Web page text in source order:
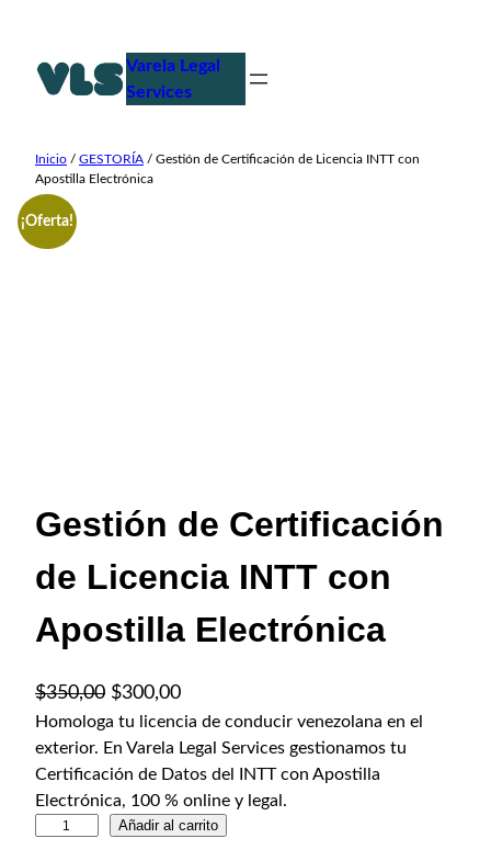
contenido
Varela Legal
Services
Inicio / GESTORÍA / Gestión de Certificación de Licencia INTT con
Apostilla Electrónica
¡Oferta!
Gestión de Certificación
de Licencia INTT con
Apostilla Electrónica
$350,00 E
l
p
r
e
c
$300,00E
l
p
r
e
c
Homologa tu licencia de conducir venezolana en el
exterior. En Varela Legal Services gestionamos tu
Certificación de Datos del INTT con Apostilla
Electrónica, 100 % online y legal.
Añadir al carrito